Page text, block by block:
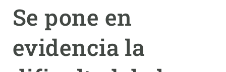
Se pone en
evidencia la
menu
INVESTIGACIÓN
ÚNETE A NOSOTROS